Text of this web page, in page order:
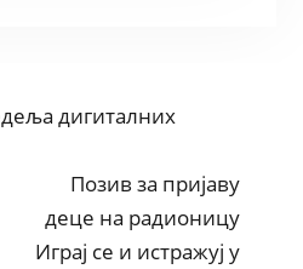
дигиталних
Next
post:
Позив за пријаву
деце на радионицу
Играј се и истражуј у